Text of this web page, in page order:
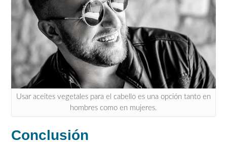
Usar aceites vegetales para el cabello es una opción tanto en
hombres como en mujeres.
Conclusión